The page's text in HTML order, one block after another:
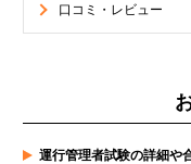
口コミ・レビュー
運行管理者試験の詳細や